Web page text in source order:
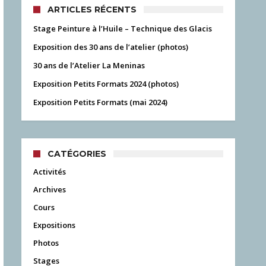
ARTICLES RÉCENTS
Stage Peinture à l’Huile – Technique des Glacis
Exposition des 30 ans de l’atelier (photos)
30 ans de l’Atelier La Meninas
Exposition Petits Formats 2024 (photos)
Exposition Petits Formats (mai 2024)
CATÉGORIES
Activités
Archives
Cours
Expositions
Photos
Stages